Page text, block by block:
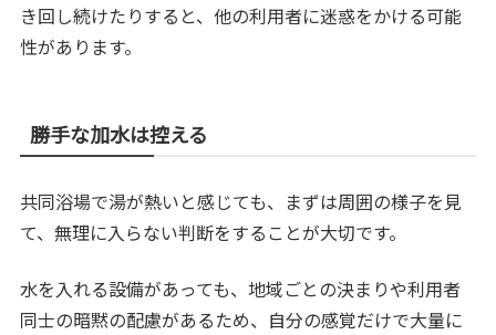
き回し続けたりすると、他の利用者に迷惑をかける可能
性があります。
勝手な加水は控える
共同浴場で湯が熱いと感じても、まずは周囲の様子を見
て、無理に入らない判断をすることが大切です。
水を入れる設備があっても、地域ごとの決まりや利用者
同士の暗黙の配慮があるため、自分の感覚だけで大量に